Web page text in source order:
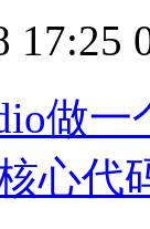
17:25
做
心代